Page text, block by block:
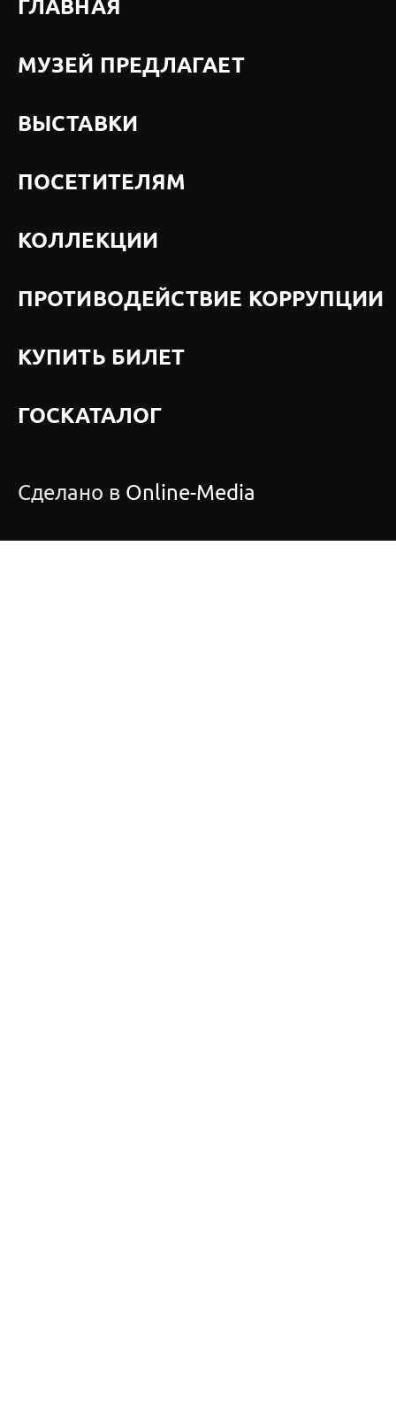
ГЛАВНАЯ
МУЗЕЙ ПРЕДЛАГАЕТ
ВЫСТАВКИ
ПОСЕТИТЕЛЯМ
КОЛЛЕКЦИИ
ПРОТИВОДЕЙСТВИЕ КОРРУПЦИИ
КУПИТЬ БИЛЕТ
ГОСКАТАЛОГ
Сделано в Online-Media